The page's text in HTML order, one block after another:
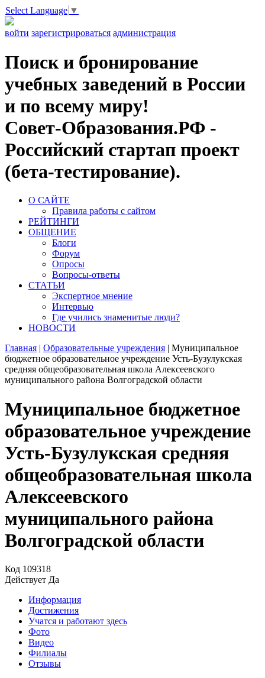
Select Language ▼
войти зарегистрироваться администрация
Поиск и бронирование
учебных заведений в России
и по всему миру!
Совет-Образования.РФ -
Российский стартап проект
(бета-тестирование).
О САЙТЕ
Правила работы с сайтом
РЕЙТИНГИ
ОБЩЕНИЕ
Блоги
Форум
Опросы
Вопросы-ответы
СТАТЬИ
Экспертное мнение
Интервью
Где учились знаменитые люди?
НОВОСТИ
Главная | Образовательные учреждения | Муниципальное
бюджетное образовательное учреждение Усть-Бузулукская
средняя общеобразовательная школа Алексеевского
муниципального района Волгоградской области
Муниципальное бюджетное
образовательное учреждение
Усть-Бузулукская средняя
общеобразовательная школа
Алексеевского
муниципального района
Волгоградской области
Код 109318
Действует Да
Информация
Достижения
Учатся и работают здесь
Фото
Видео
Филиалы
Отзывы